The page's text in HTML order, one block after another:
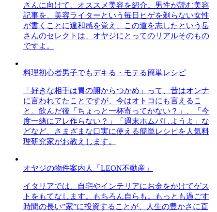
さんに向けて、オススメ美容を紹介。男性が読む美容
記事を、美容ライターという毎日ヒゲを剃らない女性
が書くことに違和感を覚え、この道を志したという岳
さんのセレクトは、オヤジにとってのリアルそのもの
ですよ。
料理初心者男子でもデキる・モテる簡単レシピ
「好きな相手は胃の腑からつかめ」って、昔はオンナ
に言われてたことですが、今はオトコにも言えるこ
と。飲んだ後「ちょっと一杯寄ってかない？」、「今
度一緒にアレ作らない？」「週末ホムパしようよ」な
どなど、さまざまな口実に使える簡単レシピを人気料
理研究家がお教えします。
オヤジの物件案内人「LEON不動産」
イタリアでは、自宅やインテリアにお金をかけてゲス
トをもてなします。もちろん自らも。もっとも過ごす
時間の長い”家”に投資することが、人生の豊かさに直